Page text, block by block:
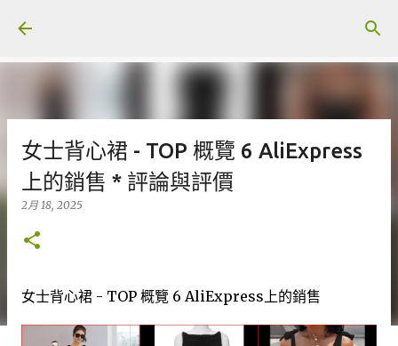
女士背心裙 - TOP 概覽 6 AliExpress
上的銷售 * 評論與評價
2月 18, 2025
女士背心裙 - TOP 概覽 6 AliExpress上的銷售